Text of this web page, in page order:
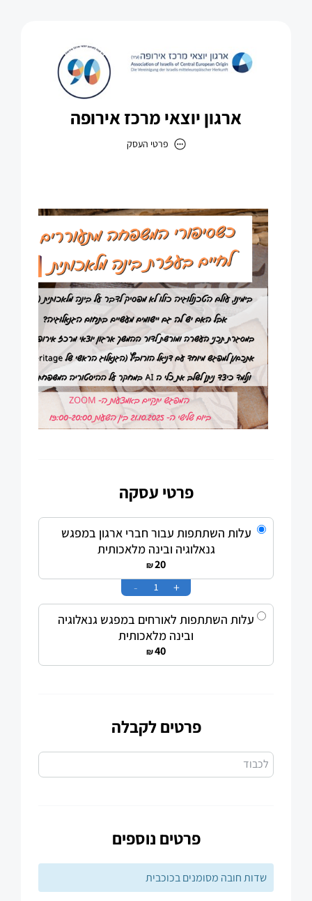
ארגון יוצאי מרכז אירופה
פרטי העסק
דוא״ל
david@irgun-jeckes.org
פרטי עסקה
עלות השתתפות עבור חברי ארגון במפגש
גנאלוגיה ובינה מלאכותית
20
₪
+
-
עלות השתתפות לאורחים במפגש גנאלוגיה
ובינה מלאכותית
40
₪
פרטים לקבלה
לכבוד
פרטים נוספים
שדות חובה מסומנים בכוכבית